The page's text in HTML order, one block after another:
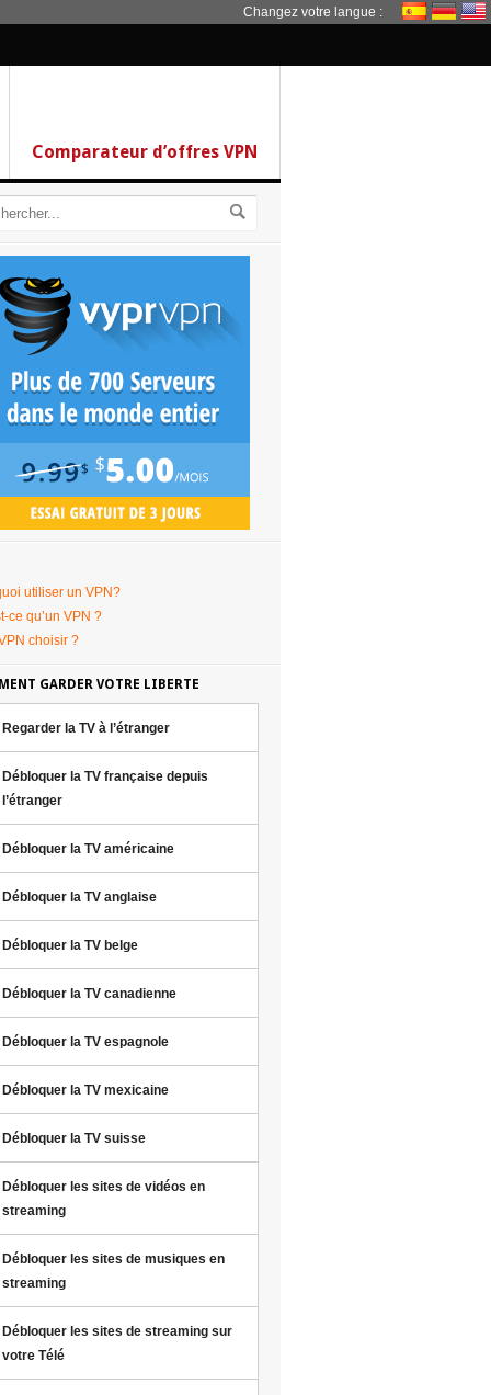
Changez votre langue :
Comparateur d’offres VPN
utiliser un VPN?
ce qu’un VPN ?
choisir ?
GARDER VOTRE LIBERTE
Regarder la TV à l’étranger
Débloquer la TV française depuis
l’étranger
Débloquer la TV américaine
Débloquer la TV anglaise
Débloquer la TV belge
Débloquer la TV canadienne
Débloquer la TV espagnole
Débloquer la TV mexicaine
Débloquer la TV suisse
Débloquer les sites de vidéos en
streaming
Débloquer les sites de musiques en
streaming
Débloquer les sites de streaming sur
votre Télé